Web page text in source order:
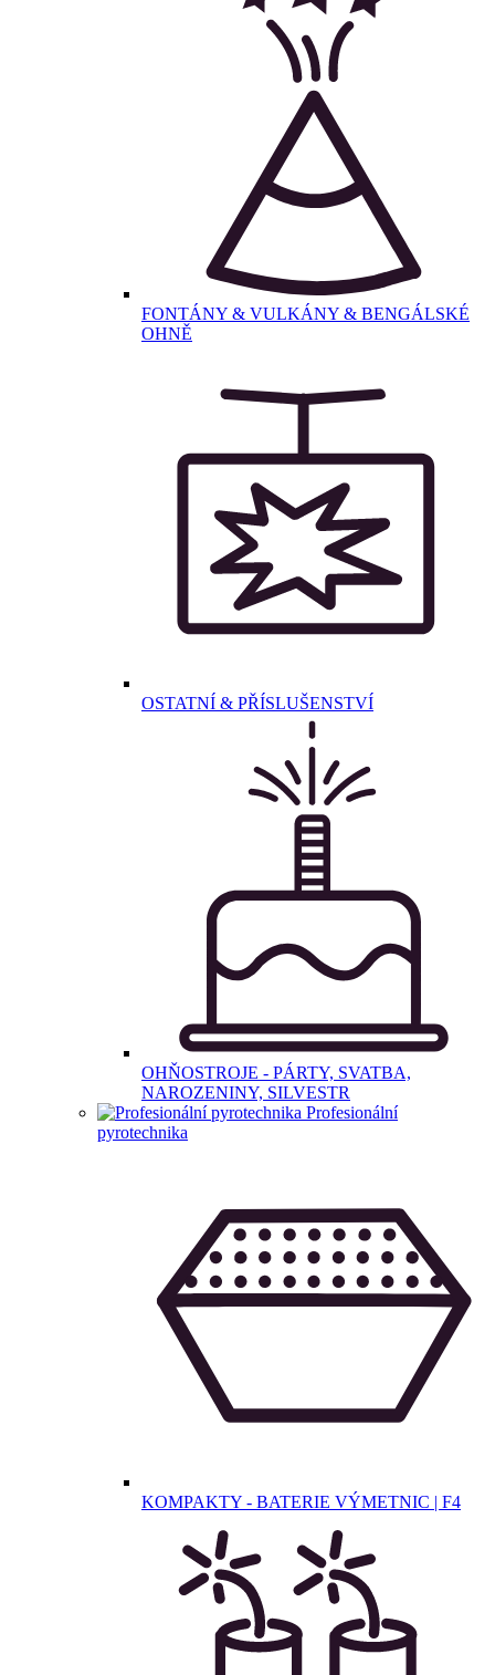
FONTÁNY & VULKÁNY & BENGÁLSKÉ
OHNĚ
OSTATNÍ & PŘÍSLUŠENSTVÍ
OHŇOSTROJE - PÁRTY, SVATBA,
NAROZENINY, SILVESTR
Profesionální
pyrotechnika
KOMPAKTY - BATERIE VÝMETNIC | F4